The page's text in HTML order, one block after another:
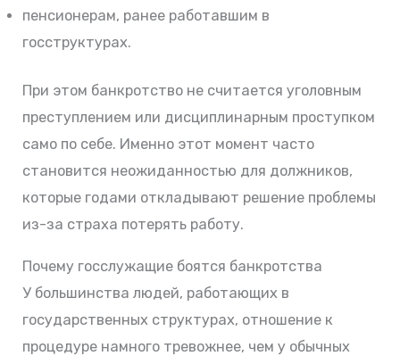
пенсионерам, ранее работавшим в
госструктурах.
При этом банкротство не считается уголовным
преступлением или дисциплинарным проступком
само по себе. Именно этот момент часто
становится неожиданностью для должников,
которые годами откладывают решение проблемы
из-за страха потерять работу.
Почему госслужащие боятся банкротства
У большинства людей, работающих в
государственных структурах, отношение к
процедуре намного тревожнее, чем у обычных